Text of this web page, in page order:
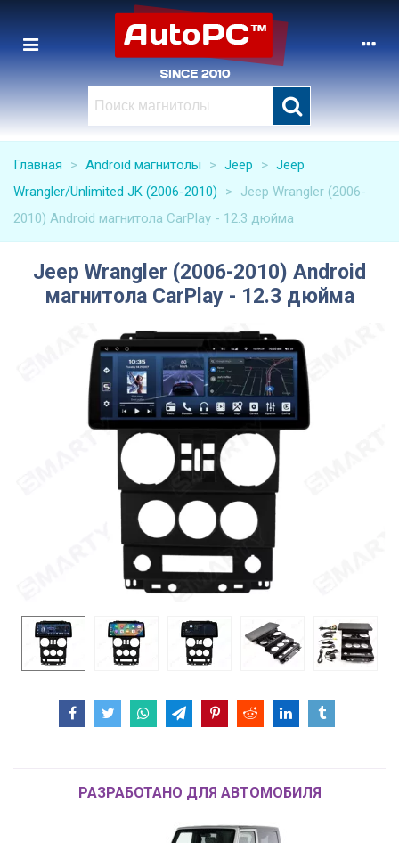
Главная > Android магнитолы > Jeep > Jeep
Wrangler/Unlimited JK (2006-2010)
> Jeep Wrangler (2006-
2010) Android магнитола CarPlay - 12.3 дюйма
Jeep Wrangler (2006-2010) Android
магнитола CarPlay - 12.3 дюйма
РАЗРАБОТАНО ДЛЯ АВТОМОБИЛЯ